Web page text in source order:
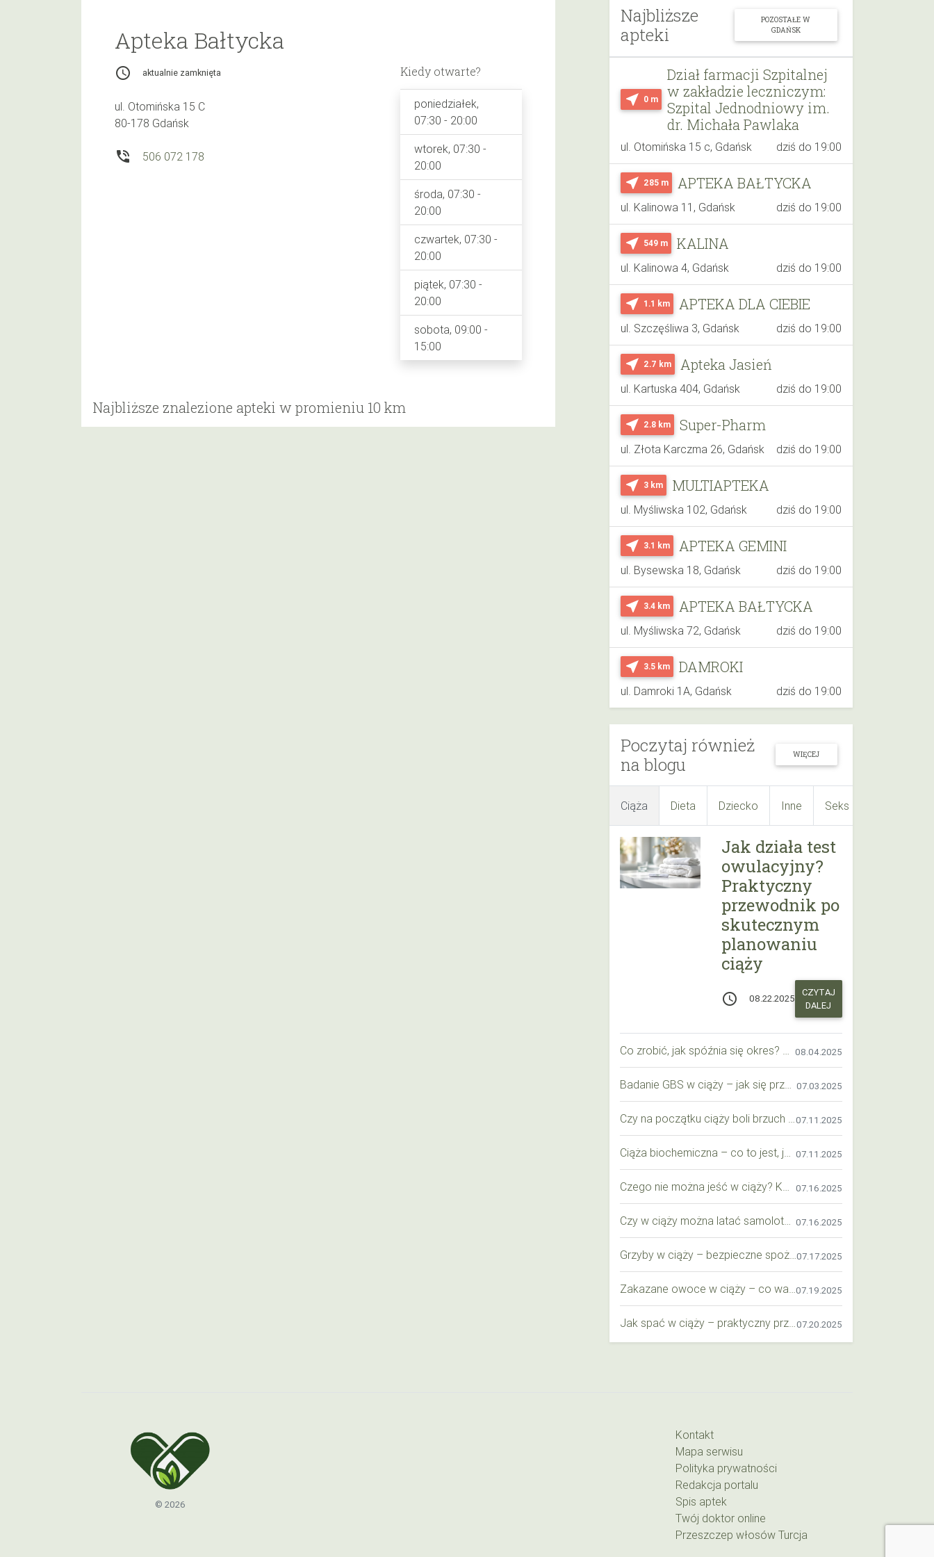
Najbliższe
apteki
POZOSTAŁE W
GDAŃSK
near_me 0 m
Dział farmacji Szpitalnej
w zakładzie leczniczym:
Szpital Jednodniowy im.
dr. Michała Pawlaka
ul. Otomińska 15 c, Gdańsk dziś do 19:00
near_me 285 m APTEKA BAŁTYCKA
ul. Kalinowa 11, Gdańsk dziś do 19:00
near_me 549 m KALINA
ul. Kalinowa 4, Gdańsk dziś do 19:00
near_me 1.1 km APTEKA DLA CIEBIE
ul. Szczęśliwa 3, Gdańsk dziś do 19:00
near_me 2.7 km Apteka Jasień
ul. Kartuska 404, Gdańsk dziś do 19:00
near_me 2.8 km Super-Pharm
ul. Złota Karczma 26, Gdańsk dziś do 19:00
near_me 3 km MULTIAPTEKA
ul. Myśliwska 102, Gdańsk dziś do 19:00
near_me 3.1 km APTEKA GEMINI
ul. Bysewska 18, Gdańsk dziś do 19:00
near_me 3.4 km APTEKA BAŁTYCKA
ul. Myśliwska 72, Gdańsk dziś do 19:00
near_me 3.5 km DAMROKI
ul. Damroki 1A, Gdańsk dziś do 19:00
Poczytaj również
na blogu
WIĘCEJ
Ciąża Dieta Dziecko Inne Seks
Jak działa test
owulacyjny?
Praktyczny
przewodnik po
skutecznym
planowaniu
ciąży
access_time 08.22.2025
CZYTAJ
DALEJ
08.04.2025
07.03.2025
07.11.2025
07.11.2025
07.16.2025
07.16.2025
07.17.2025
07.19.2025
07.20.2025
Apteka Bałtycka
access_time aktualnie zamknięta
ul. Otomińska 15 C
80-178 Gdańsk
phone_in_talk 506 072 178
Kiedy otwarte?
poniedziałek,
07:30 - 20:00
wtorek, 07:30 -
20:00
środa, 07:30 -
20:00
czwartek, 07:30 -
20:00
piątek, 07:30 -
20:00
sobota, 09:00 -
15:00
Najbliższe znalezione apteki w promieniu 10 km
© 2026
Kontakt
Mapa serwisu
Polityka prywatności
Redakcja portalu
Spis aptek
Twój doktor online
Przeszczep włosów Turcja